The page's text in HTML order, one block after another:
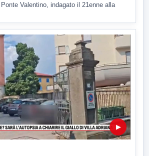
Valentino, indagato il 21enne alla
▶